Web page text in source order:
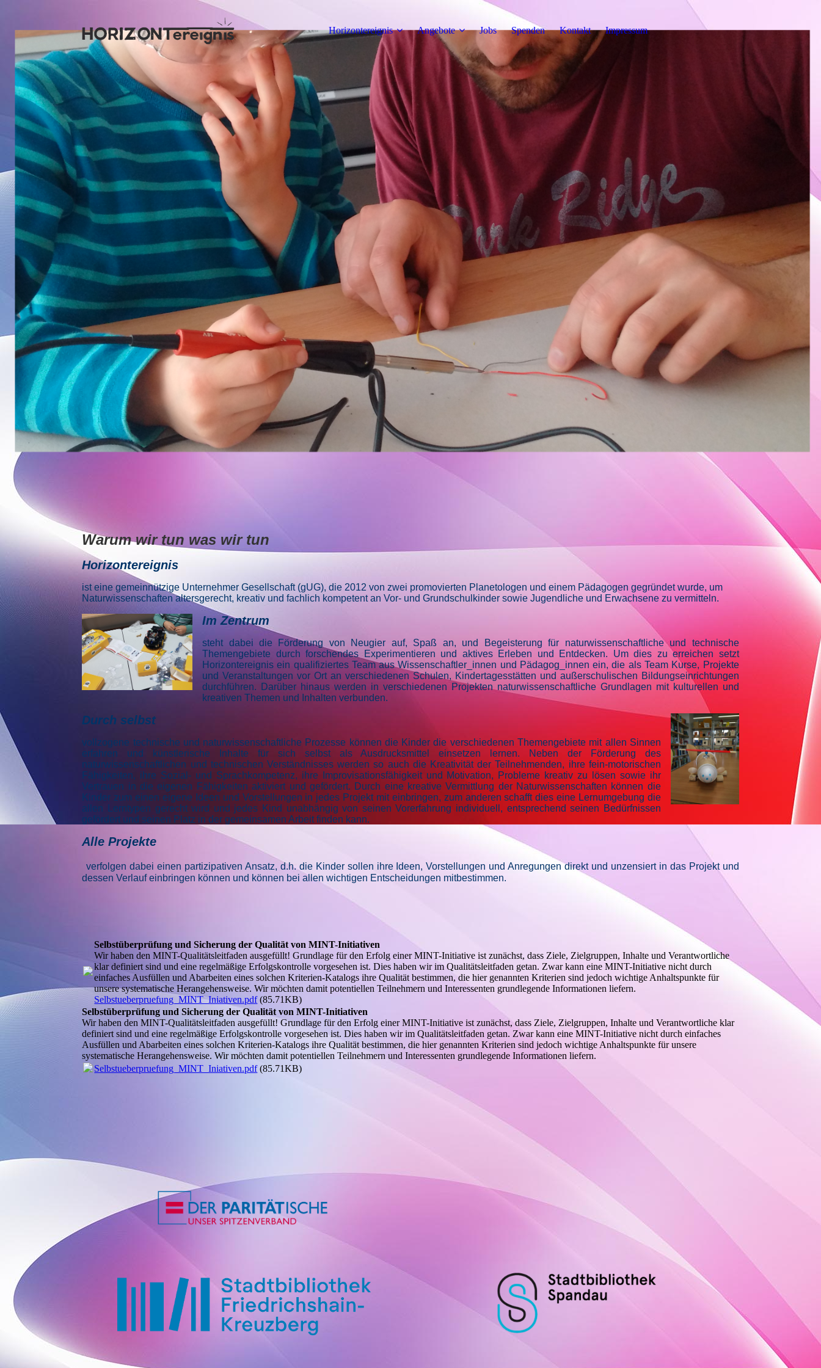
Horizontereignis Angebote Jobs Spenden Kontakt Impressum
Warum wir tun was wir tun
Horizontereignis
ist eine gemeinnützige Unternehmer Gesellschaft (gUG), die 2012 von zwei promovierten Planetologen und einem Pädagogen gegründet wurde, um
Naturwissenschaften altersgerecht, kreativ und fachlich kompetent an Vor- und Grundschulkinder sowie Jugendliche und Erwachsene zu vermitteln.
Im Zentrum
steht dabei die Förderung von Neugier auf, Spaß an, und Begeisterung für naturwissenschaftliche und technische
Themengebiete durch forschendes Experimentieren und aktives Erleben und Entdecken. Um dies zu erreichen setzt
Horizontereignis ein qualifiziertes Team aus Wissenschaftler_innen und Pädagog_innen ein, die als Team Kurse, Projekte
und Veranstaltungen vor Ort an verschiedenen Schulen, Kindertagesstätten und außerschulischen Bildungseinrichtungen
durchführen. Darüber hinaus werden in verschiedenen Projekten naturwissenschaftliche Grundlagen mit kulturellen und
kreativen Themen und Inhalten verbunden.
Durch selbst
vollzogene technische und naturwissenschaftliche Prozesse können die Kinder die verschiedenen Themengebiete mit allen Sinnen
erfahren und künstlerische Inhalte für sich selbst als Ausdrucksmittel einsetzen lernen. Neben der Förderung des
naturwissenschaftlichen und technischen Verständnisses werden so auch die Kreativität der Teilnehmenden, ihre fein-motorischen
Fähigkeiten, ihre Sozial- und Sprachkompetenz, ihre Improvisationsfähigkeit und Motivation, Probleme kreativ zu lösen sowie ihr
Vertrauen in die eigenen Fähigkeiten aktiviert und gefördert. Durch eine kreative Vermittlung der Naturwissenschaften können die
Kinder zum einen eigene Ideen und Vorstellungen in jedes Projekt mit einbringen, zum anderen schafft dies eine Lernumgebung die
allen Lerntypen gerecht wird und jedes Kind unabhängig von seinen Vorerfahrung individuell, entsprechend seinen Bedürfnissen
gefördert und seinen Platz in der gemeinsamen Arbeit finden kann.
Alle Projekte
verfolgen dabei einen partizipativen Ansatz, d.h. die Kinder sollen ihre Ideen, Vorstellungen und Anregungen direkt und unzensiert in das Projekt und
dessen Verlauf einbringen können und können bei allen wichtigen Entscheidungen mitbestimmen.
Selbstüberprüfung und Sicherung der Qualität von MINT-Initiativen
Wir haben den MINT-Qualitätsleitfaden ausgefüllt! Grundlage für den Erfolg einer MINT-Initiative ist zunächst, dass Ziele, Zielgruppen, Inhalte und Verantwortliche
klar definiert sind und eine regelmäßige Erfolgskontrolle vorgesehen ist. Dies haben wir im Qualitätsleitfaden getan. Zwar kann eine MINT-Initiative nicht durch
einfaches Ausfüllen und Abarbeiten eines solchen Kriterien-Katalogs ihre Qualität bestimmen, die hier genannten Kriterien sind jedoch wichtige Anhaltspunkte für
unsere systematische Herangehensweise. Wir möchten damit potentiellen Teilnehmern und Interessenten grundlegende Informationen liefern.
Selbstueberpruefung_MINT_Iniativen.pdf(85.71KB)
Selbstüberprüfung und Sicherung der Qualität von MINT-Initiativen
Wir haben den MINT-Qualitätsleitfaden ausgefüllt! Grundlage für den Erfolg einer MINT-Initiative ist zunächst, dass Ziele, Zielgruppen, Inhalte und Verantwortliche klar
definiert sind und eine regelmäßige Erfolgskontrolle vorgesehen ist. Dies haben wir im Qualitätsleitfaden getan. Zwar kann eine MINT-Initiative nicht durch einfaches
Ausfüllen und Abarbeiten eines solchen Kriterien-Katalogs ihre Qualität bestimmen, die hier genannten Kriterien sind jedoch wichtige Anhaltspunkte für unsere
systematische Herangehensweise. Wir möchten damit potentiellen Teilnehmern und Interessenten grundlegende Informationen liefern.
Selbstueberpruefung_MINT_Iniativen.pdf(85.71KB)